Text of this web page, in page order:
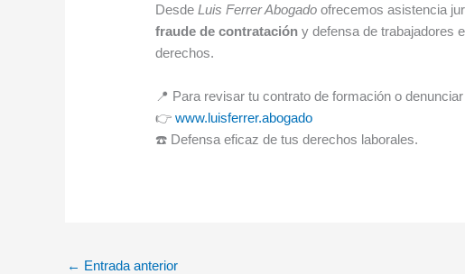
DesdeLuis Ferrer Abogado ofrecemos asistencia
fraude de contratación y defensa de trabajadores
derechos.
📍 Para revisar tu contrato de formación o
👉www.luisferrer.abogado
☎️ Defensa eficaz de tus derechos laborales.
← Entrada anterior